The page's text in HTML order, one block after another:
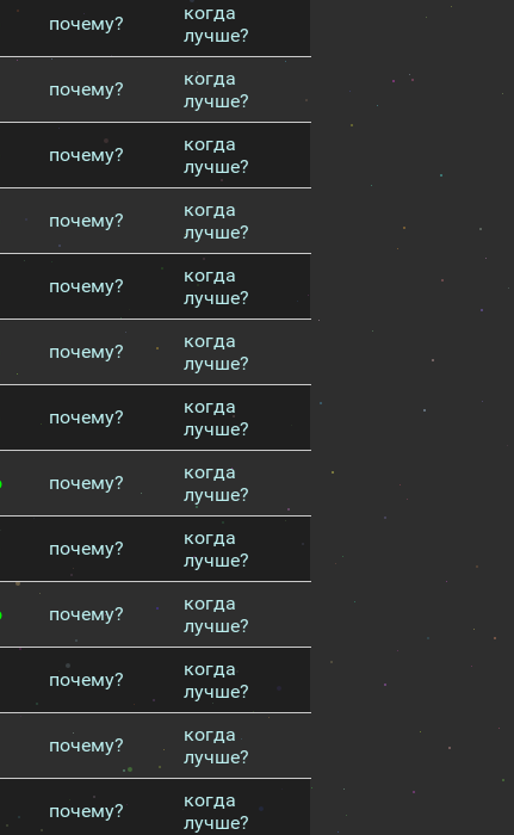
почему?
когда
лучше?
почему?
когда
лучше?
почему?
когда
лучше?
почему?
когда
лучше?
почему?
когда
лучше?
почему?
когда
лучше?
почему?
когда
лучше?
почему?
когда
лучше?
почему?
когда
лучше?
почему?
когда
лучше?
почему?
когда
лучше?
почему?
когда
лучше?
почему?
когда
лучше?